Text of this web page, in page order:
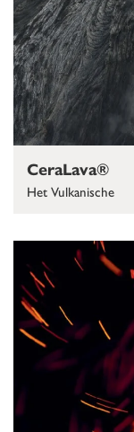
CeraLava®
Het Vulkanische